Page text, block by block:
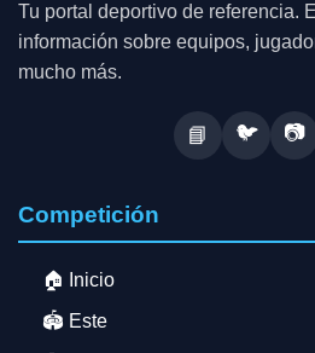
Tu portal deportivo de referencia.
información sobre equipos,
mucho más.
📘 🐦 📷
Competición
🏠 Inicio
🏟️ Este